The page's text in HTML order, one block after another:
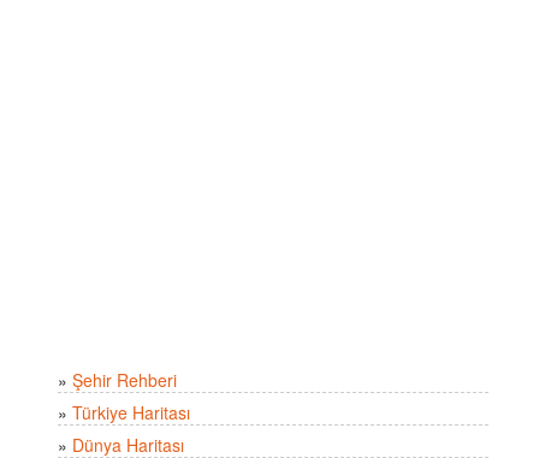
» Şehir Rehberi
» Türkiye Haritası
» Dünya Haritası